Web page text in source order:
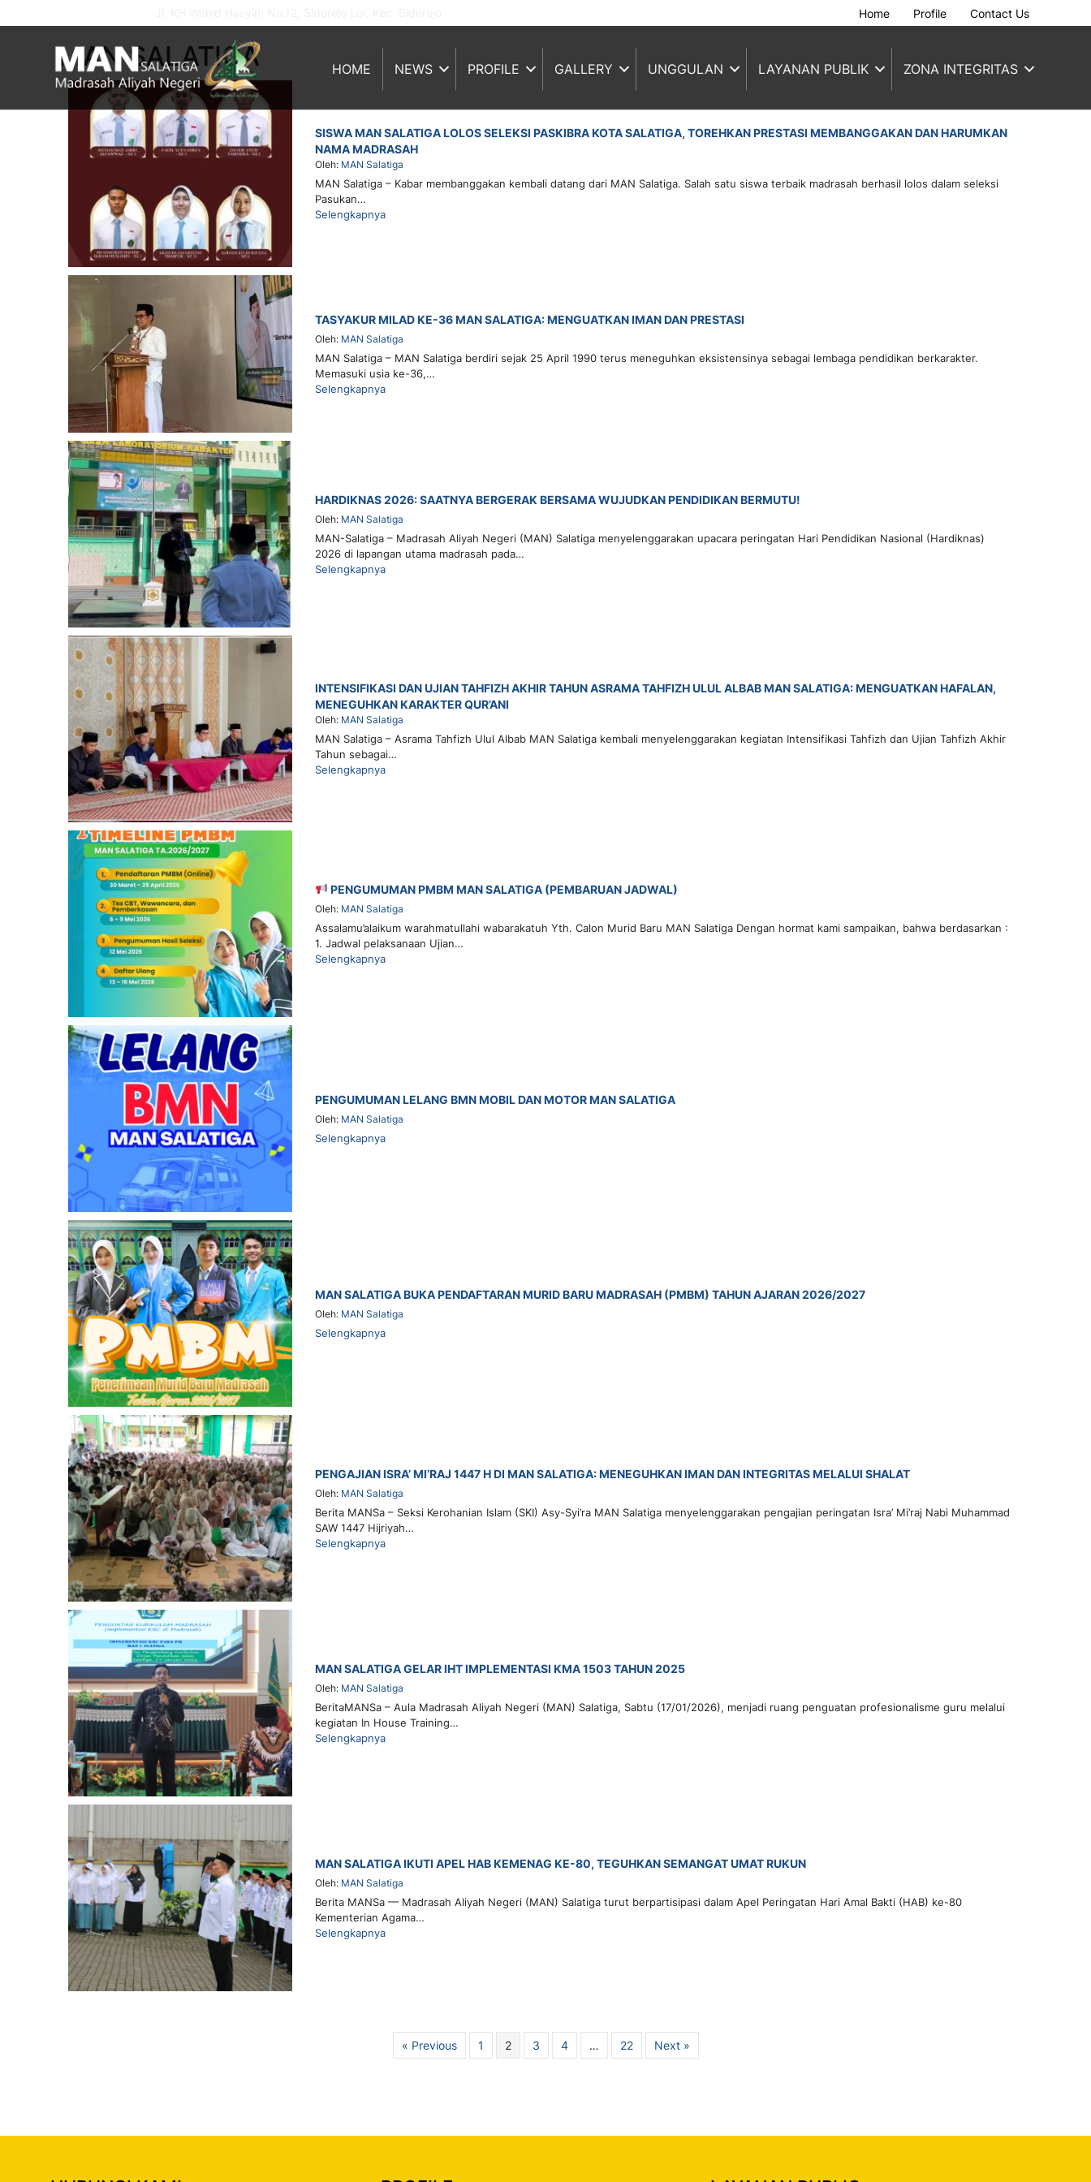
Home Profile Contact Us
HOME NEWS PROFILE GALLERY UNGGULAN LAYANAN PUBLIK ZONA INTEGRITAS
MAN SALATIGA
SISWA MAN SALATIGA LOLOS SELEKSI PASKIBRA KOTA SALATIGA, TOREHKAN PRESTASI MEMBANGGAKAN DAN HARUMKAN
NAMA MADRASAH
Oleh: MAN Salatiga
MAN Salatiga – Kabar membanggakan kembali datang dari MAN Salatiga. Salah satu siswa terbaik madrasah berhasil lolos dalam seleksi
Pasukan…
Selengkapnya
TASYAKUR MILAD KE-36 MAN SALATIGA: MENGUATKAN IMAN DAN PRESTASI
Oleh: MAN Salatiga
MAN Salatiga – MAN Salatiga berdiri sejak 25 April 1990 terus meneguhkan eksistensinya sebagai lembaga pendidikan berkarakter.
Memasuki usia ke-36,…
Selengkapnya
HARDIKNAS 2026: SAATNYA BERGERAK BERSAMA WUJUDKAN PENDIDIKAN BERMUTU!
Oleh: MAN Salatiga
MAN-Salatiga – Madrasah Aliyah Negeri (MAN) Salatiga menyelenggarakan upacara peringatan Hari Pendidikan Nasional (Hardiknas)
2026 di lapangan utama madrasah pada…
Selengkapnya
INTENSIFIKASI DAN UJIAN TAHFIZH AKHIR TAHUN ASRAMA TAHFIZH ULUL ALBAB MAN SALATIGA: MENGUATKAN HAFALAN,
MENEGUHKAN KARAKTER QUR’ANI
Oleh: MAN Salatiga
MAN Salatiga – Asrama Tahfizh Ulul Albab MAN Salatiga kembali menyelenggarakan kegiatan Intensifikasi Tahfizh dan Ujian Tahfizh Akhir
Tahun sebagai…
Selengkapnya
PENGUMUMAN PMBM MAN SALATIGA (PEMBARUAN JADWAL)
Oleh: MAN Salatiga
Assalamu’alaikum warahmatullahi wabarakatuh Yth. Calon Murid Baru MAN Salatiga Dengan hormat kami sampaikan, bahwa berdasarkan :
1. Jadwal pelaksanaan Ujian…
Selengkapnya
PENGUMUMAN LELANG BMN MOBIL DAN MOTOR MAN SALATIGA
Oleh: MAN Salatiga
Selengkapnya
MAN SALATIGA BUKA PENDAFTARAN MURID BARU MADRASAH (PMBM) TAHUN AJARAN 2026/2027
Oleh: MAN Salatiga
Selengkapnya
PENGAJIAN ISRA’ MI’RAJ 1447 H DI MAN SALATIGA: MENEGUHKAN IMAN DAN INTEGRITAS MELALUI SHALAT
Oleh: MAN Salatiga
Berita MANSa – Seksi Kerohanian Islam (SKI) Asy-Syi’ra MAN Salatiga menyelenggarakan pengajian peringatan Isra’ Mi’raj Nabi Muhammad
SAW 1447 Hijriyah…
Selengkapnya
MAN SALATIGA GELAR IHT IMPLEMENTASI KMA 1503 TAHUN 2025
Oleh: MAN Salatiga
BeritaMANSa – Aula Madrasah Aliyah Negeri (MAN) Salatiga, Sabtu (17/01/2026), menjadi ruang penguatan profesionalisme guru melalui
kegiatan In House Training…
Selengkapnya
MAN SALATIGA IKUTI APEL HAB KEMENAG KE-80, TEGUHKAN SEMANGAT UMAT RUKUN
Oleh: MAN Salatiga
Berita MANSa — Madrasah Aliyah Negeri (MAN) Salatiga turut berpartisipasi dalam Apel Peringatan Hari Amal Bakti (HAB) ke-80
Kementerian Agama…
Selengkapnya
« Previous 1 2 3 4 … 22 Next »